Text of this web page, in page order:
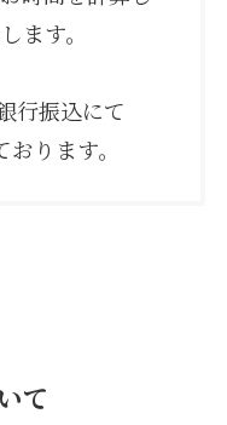
ます。
行振込にて
ります。
て